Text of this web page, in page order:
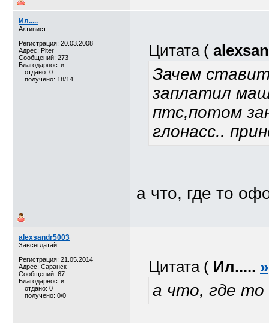
Ил.....
Активист
Регистрация: 20.03.2008
Адрес: Piter
Сообщений: 273
Благодарности:
отдано: 0
получено: 18/14
Цитата (
Зачем
заплатил
птс,потом
глонасс..
а что, где то
alexsandr5003
Завсегдатай
Регистрация: 21.05.2014
Адрес: Саранск
Сообщений: 67
Благодарности:
отдано: 0
получено: 0/0
Цитата ( Ил..... »
а что, где то